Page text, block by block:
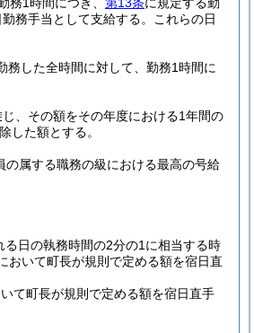
務手当として支給する。
これらの日
した全時間に対して、勤務1時間に
、その額をその年度における1年間の
した額とする。
属する職務の級における最高の号給
日の執務時間の2分の1に相当する時
おいて町長が規則で定める額を宿日直
て町長が規則で定める額を宿日直手